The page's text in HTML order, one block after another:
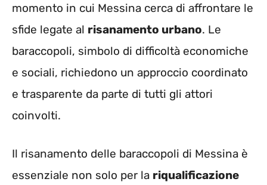
momento in cui Messina cerca di affrontare le
sfide legate al risanamento urbano. Le
baraccopoli, simbolo di difficoltà economiche
e sociali, richiedono un approccio coordinato
e trasparente da parte di tutti gli attori
coinvolti.
Il risanamento delle baraccopoli di Messina è
essenziale non solo per la riqualificazione